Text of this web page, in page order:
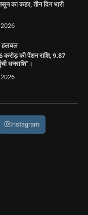
का कहर, तीन दिन भारी
हलचल
करोड़ की पेंशन राशि, 9.87
धनराशि”।
Instagram